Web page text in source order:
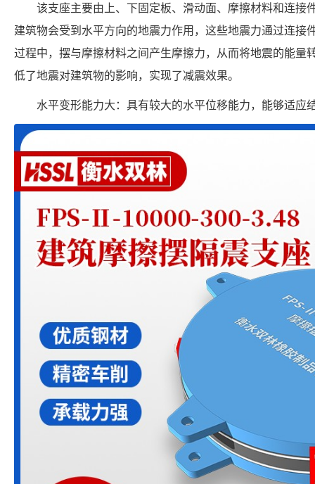
该支座主要由上、下固定板、滑动面、摩擦材料和连接
建筑物会受到水平方向的地震力作用，这些地震力通过连接
过程中，摆与摩擦材料之间产生摩擦力，从而将地震的能量
低了地震对建筑物的影响，实现了减震效果。
水平变形能力大：具有较大的水平位移能力，能够适应